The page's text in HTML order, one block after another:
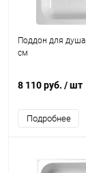
Поддон для душа
см
8 110 руб. / шт
Подробнее